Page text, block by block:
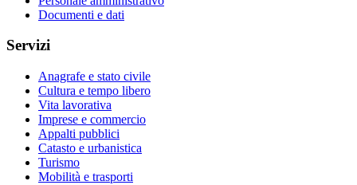
Documenti e dati
Servizi
Anagrafe e stato civile
Cultura e tempo libero
Vita lavorativa
Imprese e commercio
Appalti pubblici
Catasto e urbanistica
Turismo
Mobilità e trasporti